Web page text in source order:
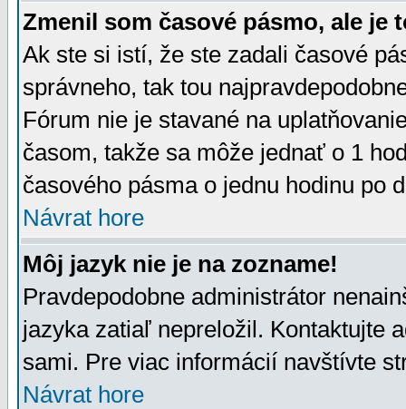
Zmenil som časové pásmo, ale je
Ak ste si istí, že ste zadali časové
správneho, tak tou
Fórum nie je stavané na
časom, takže sa môže jednať o 1
časového pásma o jednu hodinu po
Návrat hore
Môj jazyk nie je na zozname!
Pravdepodobne administrátor
jazyka zatiaľ nepreložil. Kontaktujte
sami. Pre viac informácií navštívte
Návrat hore